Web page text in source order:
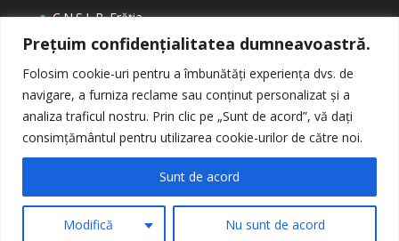
Prețuim confidențialitatea dumneavoastră.
Folosim cookie-uri pentru a îmbunătăți experiența dvs. de
navigare, a furniza reclame sau conținut personalizat și a
analiza traficul nostru. Prin clic pe „Sunt de acord”, vă dați
consimțământul pentru utilizarea cookie-urilor de către noi.
Modifică Nu sunt de acord
Sunt de acord
C.N.S.L.R. Frăția
ETUC (Confederația Europeană a Sindicatelor)
EPSU (Federația Europeană a Sindicatelor din
Sectorul Public)
Creat deElegant Themes | Cu sprijinulWordPress